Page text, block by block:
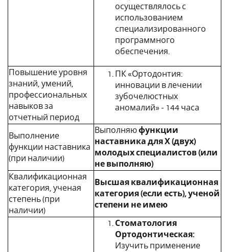
осуществлялось с
использованием
специализированного
программного
обеспечения.
Повышение уровня
знаний, умений,
профессиональных
навыков за
отчетный период
ПК «Ортодонтия:
инновации в лечении
зубочелюстных
аномалий» - 144 часа
Выполнение
функции наставника
(при наличии)
Выполняюфункции
наставника для Х (двух)
молодых специалистов (или
не выполняю)
Квалификационная
категория, ученая
степень (при
наличии)
Высшая квалификационная
категория (если есть), ученой
степени не имею
Стоматология
Ортодонтическая:
Изучить применение